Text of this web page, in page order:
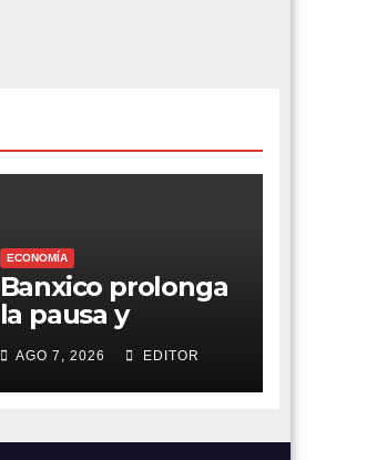
ECONOMÍA
Banxico prolonga
la pausa y
en la inflación
AGO 7, 2026 EDITOR